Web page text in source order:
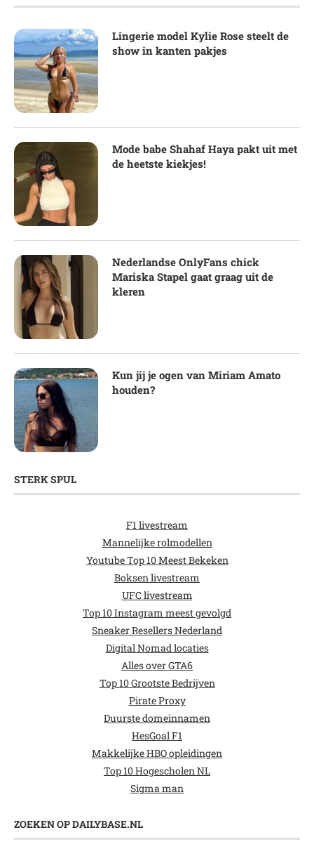
Lingerie model Kylie Rose steelt de
show in kanten pakjes
Mode babe Shahaf Haya pakt uit met
de heetste kiekjes!
Nederlandse OnlyFans chick
Mariska Stapel gaat graag uit de
kleren
Kun jij je ogen van Miriam Amato
houden?
STERK SPUL
F1 livestream
Mannelijke rolmodellen
Youtube Top 10 Meest Bekeken
Boksen livestream
UFC livestream
Top 10 Instagram meest gevolgd
Sneaker Resellers Nederland
Digital Nomad locaties
Alles over GTA6
Top 10 Grootste Bedrijven
Pirate Proxy
Duurste domeinnamen
HesGoal F1
Makkelijke HBO opleidingen
Top 10 Hogescholen NL
Sigma man
ZOEKEN OP DAILYBASE.NL